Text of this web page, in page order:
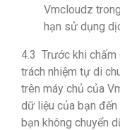
Vmcloudz
hạn sử dụng
4.3 Trước khi chấm
trách nhiệm tự di
trên máy chủ của
dữ liệu của bạn đến
bạn không chuyển